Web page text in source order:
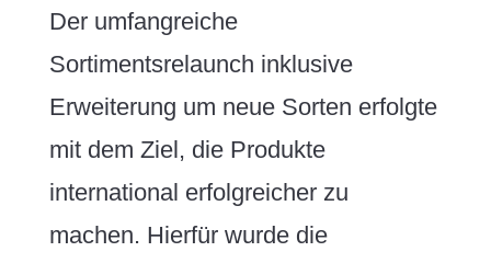
Der umfangreiche
Sortimentsrelaunch inklusive
Erweiterung um neue Sorten erfolgte
mit dem Ziel, die Produkte
international erfolgreicher zu
machen. Hierfür wurde die